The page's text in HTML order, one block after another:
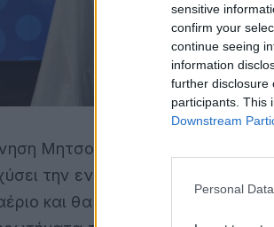
sensitive
confirm your
continue seeing
information
further disclosure
participants. This
Downstream
Personal
Μητσοτάκη παρουσιάζει τη
την ενεργειακή ασφάλεια
και θα προσφέρει